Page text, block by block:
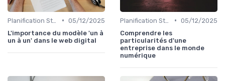
• 05/12/2025
L'importance du modèle 'un à
un à un' dans le web digital
• 05/12/2025
Comprendre les
particularités d'une
entreprise dans le monde
numérique